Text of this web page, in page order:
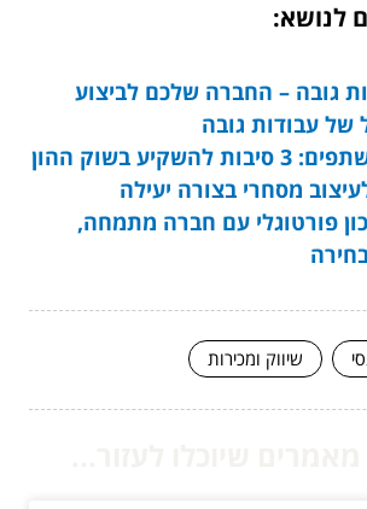
לנושא:
גובה – החברה שלכם לביצוע
של עבודות גובה
בשוק ההון
פורטוגלי עם חברה מתמחה,
שיווק ומכירות